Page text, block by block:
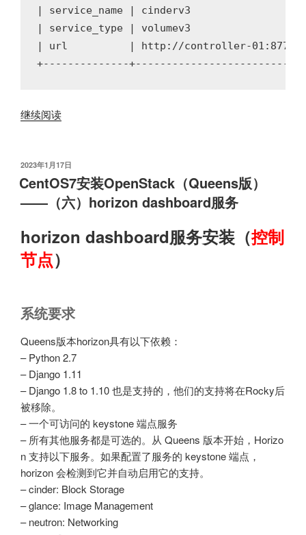
| service_name | cinderv3
| service_type | volumev3
| url          | http://controller-01:8776/
继续阅读“CentOS7
OpenStack（Queens
版）
——
（七）
存
发
布
于
2023年1月17日
CentOS7安装OpenStack（Queens版）
——（六）horizon dashboard服务
horizon dashboard服务安装（控制
节点）
系统要求
Queens版本horizon具有以下依赖：
– Python 2.7
– Django 1.11
– Django 1.8 to 1.10 也是支持的，他们的支持将在Rocky后
被移除。
– 一个可访问的 keystone 端点服务
– 所有其他服务都是可选的。从 Queens 版本开始，Horizo​​
n 支持以下服务。如果配置了服务的 keystone 端点，
horizo​​n 会检测到它并自动启用它的支持。
– cinder: Block Storage
– glance: Image Management
– neutron: Networking